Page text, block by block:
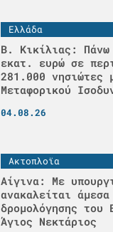
Ελλάδα
Β. Κικίλιας:
εκατ. ευρώ σε
281.000 νησιώτες
Μεταφορικού
04.08.26
Ακτοπλοϊα
Αίγινα: Με
ανακαλείται
δρομολόγησης
Άγιος Νεκτάριος